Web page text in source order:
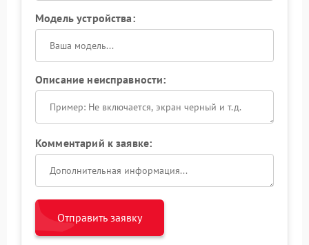
Модель устройства:
Описание неисправности:
Комментарий к заявке:
Отправить заявку